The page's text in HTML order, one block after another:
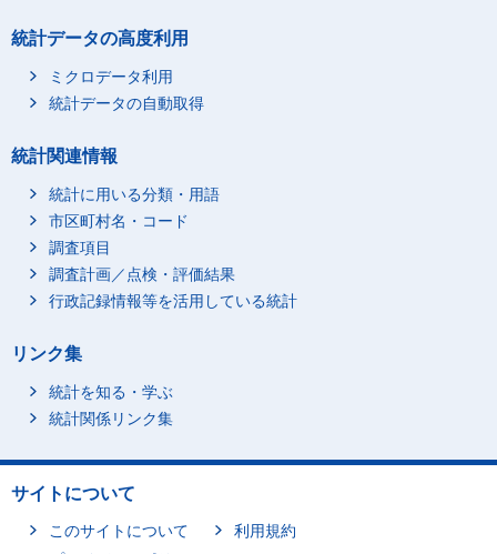
統計データの高度利用
ミクロデータ利用
統計データの自動取得
統計関連情報
統計に用いる分類・用語
市区町村名・コード
調査項目
調査計画／点検・評価結果
行政記録情報等を活用している統計
リンク集
統計を知る・学ぶ
統計関係リンク集
サイトについて
このサイトについて
利用規約